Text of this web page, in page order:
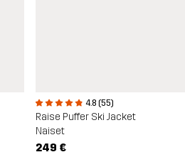
4.8 (55)
Raise Puffer Ski Jacket
Naiset
249 €